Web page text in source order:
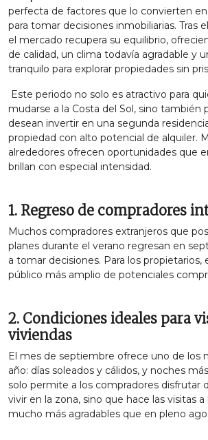
perfecta de factores que lo convierten
para tomar decisiones inmobiliarias. Tras
el mercado recupera su equilibrio,
de calidad, un clima todavía agradable y
tranquilo para explorar propiedades sin
Este periodo no solo es atractivo para
mudarse a la Costa del Sol, sino también
desean invertir en una segunda
propiedad con alto potencial de alquiler.
alrededores ofrecen oportunidades que
brillan con especial intensidad.
1. Regreso de compradores
Muchos compradores extranjeros que
planes durante el verano regresan en
a tomar decisiones. Para los propietarios,
público más amplio de potenciales
2. Condiciones ideales para
viviendas
El mes de septiembre ofrece uno de los
año: días soleados y cálidos, y noches
solo permite a los compradores disfrutar
vivir en la zona, sino que hace las visitas
mucho más agradables que en pleno